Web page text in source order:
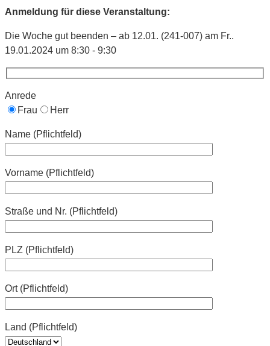
Anmeldung für diese Veranstaltung:
Die Woche gut beenden – ab 12.01. (241-007) am Fr..
19.01.2024 um 8:30 - 9:30
Anrede
Frau
Herr
Name (Pflichtfeld)
Vorname (Pflichtfeld)
Straße und Nr. (Pflichtfeld)
PLZ (Pflichtfeld)
Ort (Pflichtfeld)
Land (Pflichtfeld)